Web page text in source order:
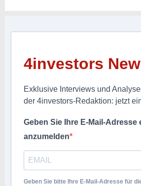
4investors
Exklusive Interviews und
der 4investors-Redaktion: jetzt
Geben Sie Ihre E-Mail-Adresse
anzumelden
Geben Sie bitte Ihre E-Mail-Adresse für